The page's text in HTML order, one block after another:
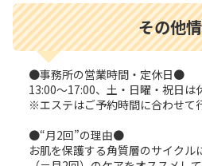
その他
●事務所の営業時間・定休日●
13:00～17:00、土・日曜・祝日は
※エステはご予約時間に合わせて
●“月2回”の理由●
お肌を保護する角質層のサイクル